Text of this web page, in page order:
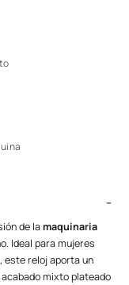
de lamaquinaria
Ideal para mujeres
este reloj aporta un
mixto plateado